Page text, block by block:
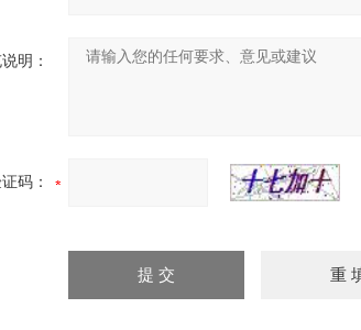
明：
码：